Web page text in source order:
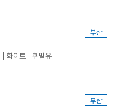
부산
화이트 휘발유
부산